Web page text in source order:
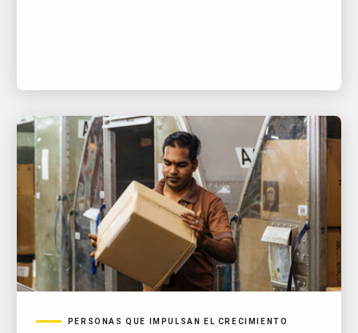
PERSONAS QUE IMPULSAN EL CRECIMIENTO